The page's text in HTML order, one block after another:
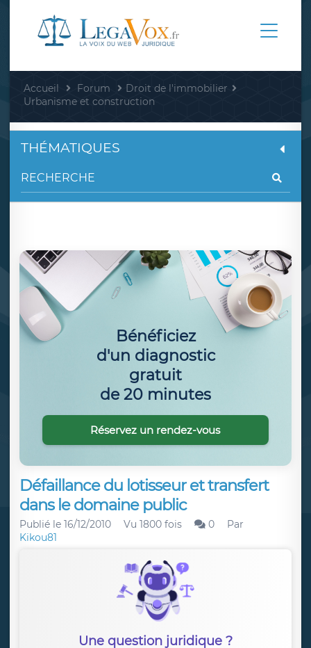
Accueil Forum
Droit de l'immobilier
Urbanisme et construction
Défaillance du lotisseur et transfert
dans le domaine public
Publié le 16/12/2010 Vu 1800 fois 0
Par
Kikou81
Une question juridique ?
THÉMATIQUES
Bénéficiez
d'un diagnostic
gratuit
de 20 minutes
Réservez un rendez-vous